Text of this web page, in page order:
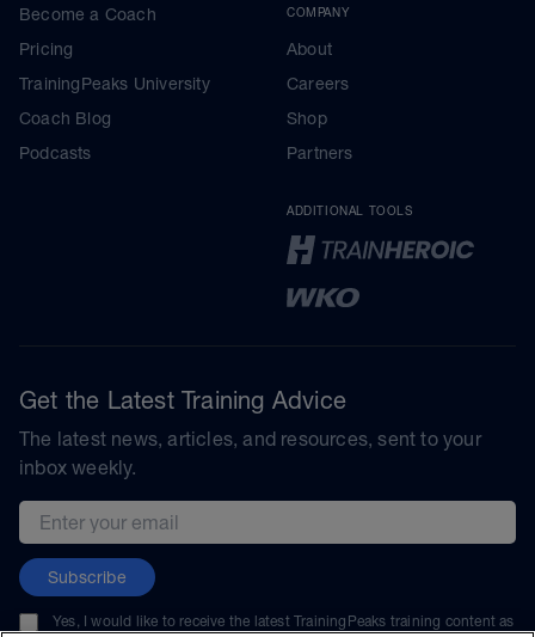
Become a Coach
Pricing
TrainingPeaks University
Coach Blog
Podcasts
COMPANY
About
Careers
Shop
Partners
ADDITIONAL TOOLS
Get the Latest Training Advice
The latest news, articles, and resources, sent to your
inbox weekly.
Email address
Subscribe
Yes, I would like to receive the latest TrainingPeaks training content as